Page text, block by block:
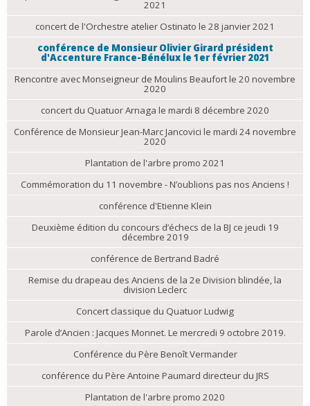
2021
concert de l'Orchestre atelier Ostinato le 28 janvier 2021
conférence de Monsieur Olivier Girard président
d'Accenture France-Bénélux le 1er février 2021
Rencontre avec Monseigneur de Moulins Beaufort le 20 novembre
2020
concert du Quatuor Arnaga le mardi 8 décembre 2020
Conférence de Monsieur Jean-Marc Jancovici le mardi 24 novembre
2020
Plantation de l'arbre promo 2021
Commémoration du 11 novembre - N’oublions pas nos Anciens !
conférence d'Etienne Klein
Deuxième édition du concours d’échecs de la BJ ce jeudi 19
décembre 2019
conférence de Bertrand Badré
Remise du drapeau des Anciens de la 2e Division blindée, la
division Leclerc
Concert classique du Quatuor Ludwig
Parole d’Ancien : Jacques Monnet. Le mercredi 9 octobre 2019.
Conférence du Père Benoît Vermander
conférence du Père Antoine Paumard directeur du JRS
Plantation de l'arbre promo 2020